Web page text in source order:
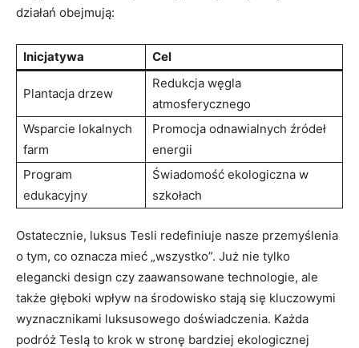
działań obejmują:
Inicjatywa Cel
Plantacja drzew
Redukcja węgla
atmosferycznego
Wsparcie lokalnych
farm
Promocja odnawialnych źródeł
energii
Program
edukacyjny
Świadomość ekologiczna w
szkołach
Ostatecznie, luksus Tesli redefiniuje nasze przemyślenia
o tym, co oznacza mieć „wszystko”. Już nie tylko
elegancki design czy zaawansowane technologie, ale
także głęboki wpływ na środowisko stają się kluczowymi
wyznacznikami luksusowego doświadczenia. Każda
podróż Teslą to krok w stronę bardziej ekologicznej